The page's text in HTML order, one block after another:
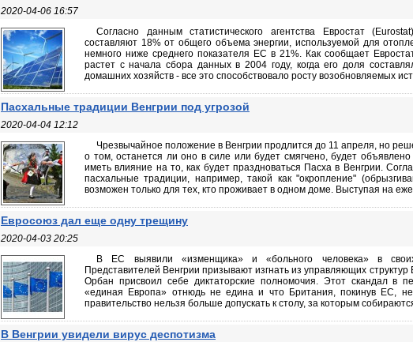
2020-04-06 16:57
Согласно данным статистического агентства Евростат
составляют 18% от общего объема энергии, используемой для
немного ниже среднего показателя ЕС в 21%. Как сообщает
растет с начала сбора данных в 2004 году, когда его доля
домашних хозяйств - все это способствовало росту возобновляемых
Пасхальные традиции Венгрии под угрозой
2020-04-04 12:12
Чрезвычайное положение в Венгрии продлится до 11 апреля, но
о том, останется ли оно в силе или будет смягчено, будет
иметь влияние на то, как будет праздноваться Пасха в Венгрии.
пасхальные традиции, например, такой как "окропление"
возможен только для тех, кто проживает в одном доме. Выступая на
Евросоюз дал еще одну трещину
2020-04-03 20:25
В ЕС выявили «изменщика» и «больного человека» в
Представителей Венгрии призывают изгнать из управляющих
Орбан присвоил себе диктаторские полномочия. Этот скандал в
«единая Европа» отнюдь не едина и что Британия, покинув ЕС,
правительство нельзя больше допускать к столу, за которым
В Венгрии увидели вирус деспотизма